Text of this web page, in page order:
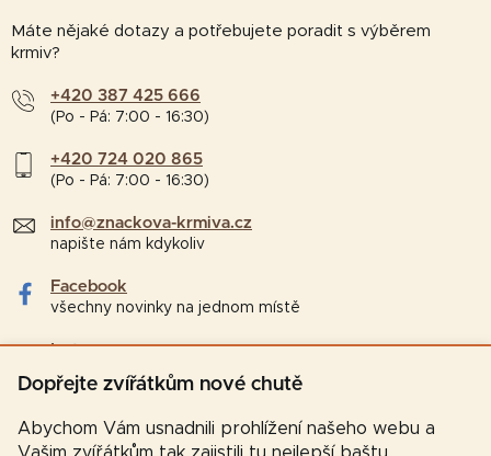
Dopřejte zvířátkům nové chutě
Abychom Vám usnadnili prohlížení našeho webu a
Máte nějaké dotazy a potřebujete poradit s výběrem
krmiv?
+420 387 425 666
(Po - Pá: 7:00 - 16:30)
+420 724 020 865
(Po - Pá: 7:00 - 16:30)
info@znackova-krmiva.cz
napište nám kdykoliv
Facebook
všechny novinky na jednom místě
Instagram
tipy a zajímavosti pro chovatele